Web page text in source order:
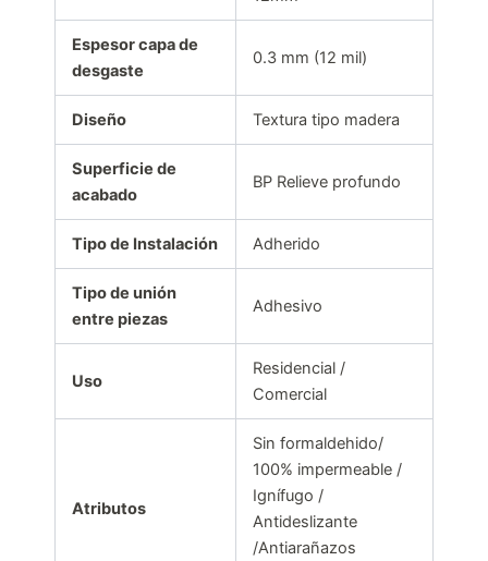
Espesor capa de
desgaste
0.3 mm (12 mil)
Diseño Textura tipo madera
Superficie de
acabado
BP Relieve profundo
Tipo de Instalación Adherido
Tipo de unión
entre piezas
Adhesivo
Uso
Residencial /
Comercial
Atributos
Sin formaldehido/
100% impermeable /
Ignífugo /
Antideslizante
/Antiarañazos